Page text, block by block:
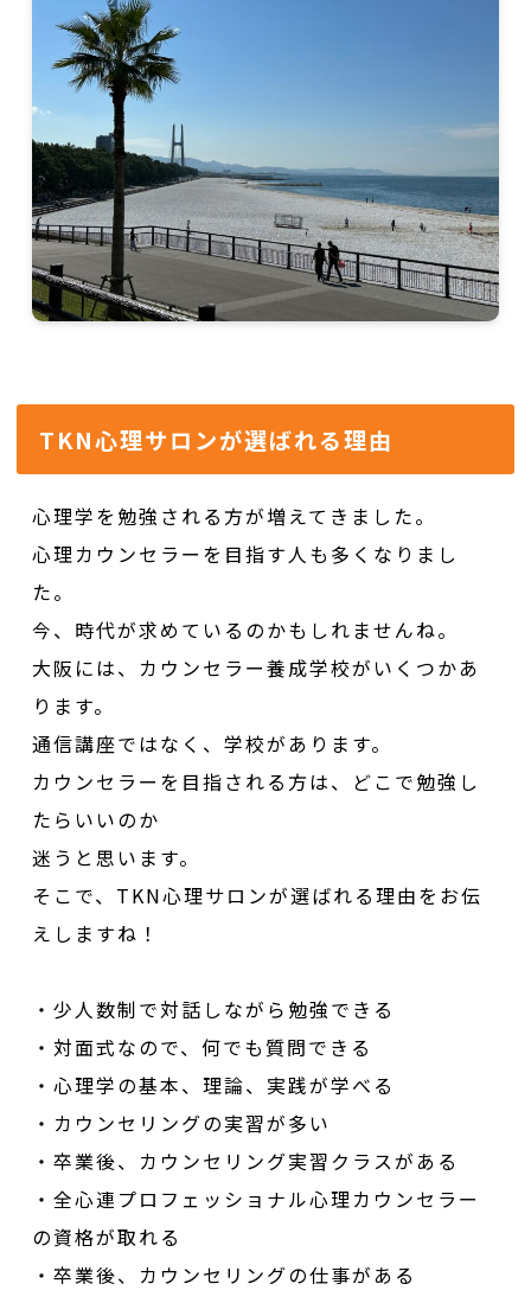
TKN心理サロンが選ばれる理由
心理学を勉強される方が増えてきました。
心理カウンセラーを目指す人も多くなりまし
た。
今、時代が求めているのかもしれませんね。
大阪には、カウンセラー養成学校がいくつかあ
ります。
通信講座ではなく、学校があります。
カウンセラーを目指される方は、どこで勉強し
たらいいのか
迷うと思います。
そこで、TKN心理サロンが選ばれる理由をお伝
えしますね！
・少人数制で対話しながら勉強できる
・対面式なので、何でも質問できる
・心理学の基本、理論、実践が学べる
・カウンセリングの実習が多い
・卒業後、カウンセリング実習クラスがある
・全心連プロフェッショナル心理カウンセラー
の資格が取れる
・卒業後、カウンセリングの仕事がある